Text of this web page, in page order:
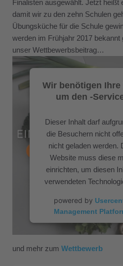
Management Platform
Finalisten ausgewählt. Jetzt
damit wir zu den zehn Schulen
Übungsküche für die Schule
werden im Frühjahr 2017 bekannt
unser Wettbewerbsbeitrag…
Wir benötigen
um den -
Dieser Inhalt darf
die Besuchern nicht
nicht geladen werden.
Website muss diese
einrichten, um diesen
verwendeten
powered by
Management
und mehr zum Wettbewerb